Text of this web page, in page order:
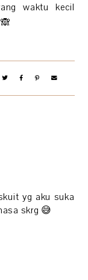
waktu kecil
yg aku suka
skrg 😅